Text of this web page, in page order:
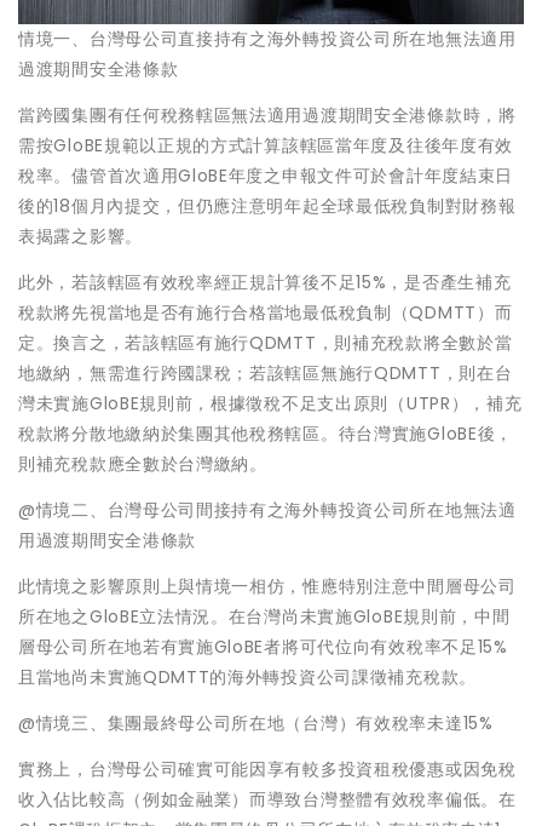
情境一、台灣母公司直接持有之海外轉投資公司所在地無法適用
過渡期間安全港條款
當跨國集團有任何稅務轄區無法適用過渡期間安全港條款時，將
需按GloBE規範以正規的方式計算該轄區當年度及往後年度有效
稅率。儘管首次適用GloBE年度之申報文件可於會計年度結束日
後的18個月內提交，但仍應注意明年起全球最低稅負制對財務報
表揭露之影響。
此外，若該轄區有效稅率經正規計算後不足15%，是否產生補充
稅款將先視當地是否有施行合格當地最低稅負制（QDMTT）而
定。換言之，若該轄區有施行QDMTT，則補充稅款將全數於當
地繳納，無需進行跨國課稅；若該轄區無施行QDMTT，則在台
灣未實施GloBE規則前，根據徵稅不足支出原則（UTPR），補充
稅款將分散地繳納於集團其他稅務轄區。待台灣實施GloBE後，
則補充稅款應全數於台灣繳納。
@情境二、台灣母公司間接持有之海外轉投資公司所在地無法適
用過渡期間安全港條款
此情境之影響原則上與情境一相仿，惟應特別注意中間層母公司
所在地之GloBE立法情況。在台灣尚未實施GloBE規則前，中間
層母公司所在地若有實施GloBE者將可代位向有效稅率不足15%
且當地尚未實施QDMTT的海外轉投資公司課徵補充稅款。
@情境三、集團最終母公司所在地（台灣）有效稅率未達15%
實務上，台灣母公司確實可能因享有較多投資租稅優惠或因免稅
收入佔比較高（例如金融業）而導致台灣整體有效稅率偏低。在